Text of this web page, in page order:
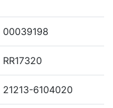
00039198
RR17320
21213-6104020